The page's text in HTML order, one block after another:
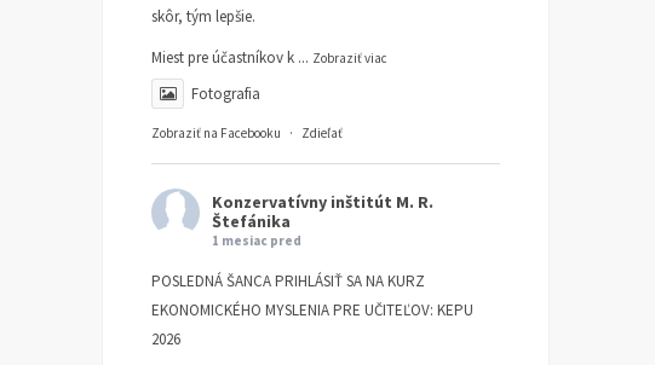
skôr, tým lepšie.
Miest pre účastníkov k ... Zobraziť viac
Fotografia
Zobraziť na Facebooku · Zdieľať
Konzervatívny inštitút M. R.
Štefánika
1 mesiac pred
POSLEDNÁ ŠANCA PRIHLÁSIŤ SA NA KURZ
EKONOMICKÉHO MYSLENIA PRE UČITEĽOV: KEPU
2026